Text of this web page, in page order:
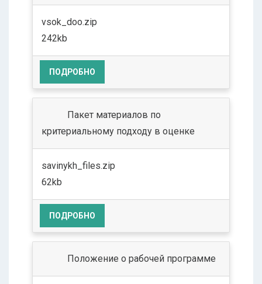
vsok_doo.zip
242kb
ПОДРОБНО
Пакет материалов по
критериальному подходу в оценке
savinykh_files.zip
62kb
ПОДРОБНО
Положение о рабочей программе